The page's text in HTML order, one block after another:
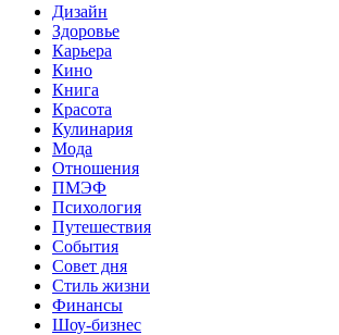
Дизайн
Здоровье
Карьера
Кино
Книга
Красота
Кулинария
Мода
Отношения
ПМЭФ
Психология
Путешествия
События
Совет дня
Стиль жизни
Финансы
Шоу-бизнес